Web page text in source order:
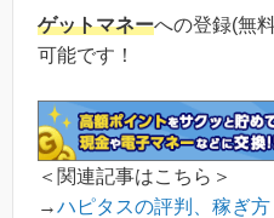
ゲットマネーへの登録(無
可能です！
＜関連記事はこちら＞
→ハピタスの評判、稼ぎ方